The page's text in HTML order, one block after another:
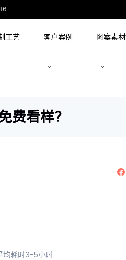
工艺 客户案例 图案素材
费看样？
均耗时3-5小时